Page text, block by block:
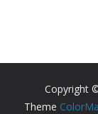
Copyright
Theme